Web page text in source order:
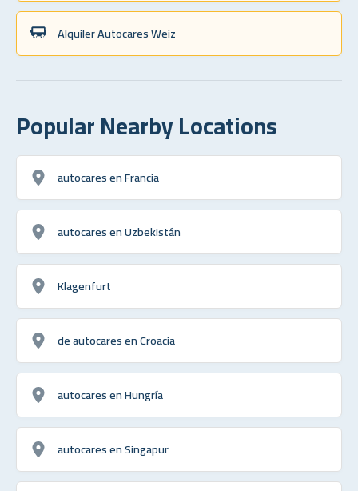
Alquiler Autocares Weiz
Popular Nearby Locations
autocares en Francia
autocares en Uzbekistán
Klagenfurt
de autocares en Croacia
autocares en Hungría
autocares en Singapur